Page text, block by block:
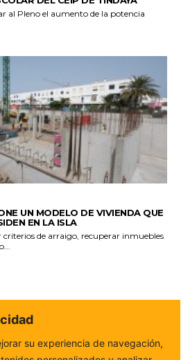
al Pleno el aumento de la potencia
UN MODELO DE VIVIENDA QUE
EN LA ISLA
de arraigo, recuperar inmuebles